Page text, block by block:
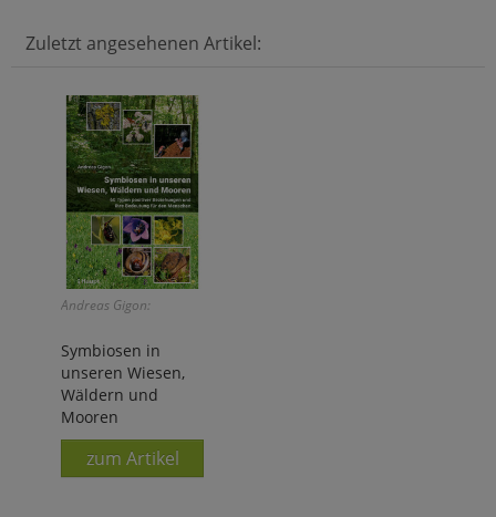
Zuletzt angesehenen Artikel:
Andreas Gigon:
Symbiosen in
unseren Wiesen,
Wäldern und
Mooren
zum Artikel